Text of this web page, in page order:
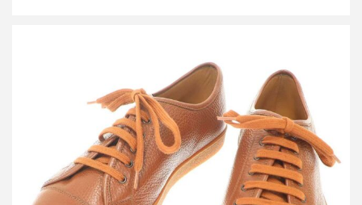
ジョン ロブ LEVAH レヴァー ローカットレザースニーカー
買取金額18,000円